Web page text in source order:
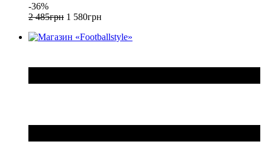
-36%
2 485грн 1 580грн